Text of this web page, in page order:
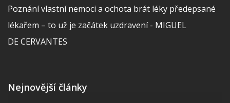
Poznání vlastní nemoci a ochota brát léky předepsané
lékařem – to už je začátek uzdravení - MIGUEL
DE CERVANTES
Nejnovější články